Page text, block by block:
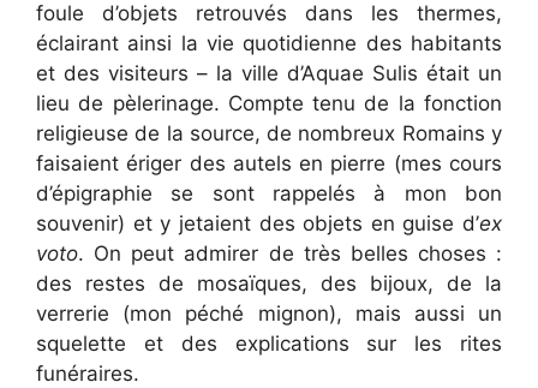
foule d’objets retrouvés dans les thermes,
éclairant ainsi la vie quotidienne des habitants
et des visiteurs – la ville d’Aquae Sulis était un
lieu de pèlerinage. Compte tenu de la fonction
religieuse de la source, de nombreux Romains y
faisaient ériger des autels en pierre (mes cours
d’épigraphie se sont rappelés à mon bon
souvenir) et y jetaient des objets en guise d’ex
voto. On peut admirer de très belles choses :
des restes de mosaïques, des bijoux, de la
verrerie (mon péché mignon), mais aussi un
squelette et des explications sur les rites
funéraires.